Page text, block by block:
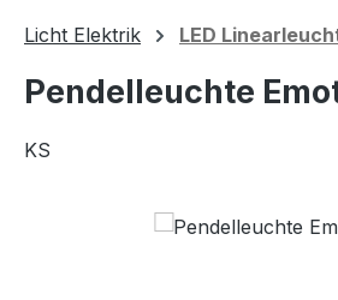
Licht Elektrik LED
Pendelleuchte
KS